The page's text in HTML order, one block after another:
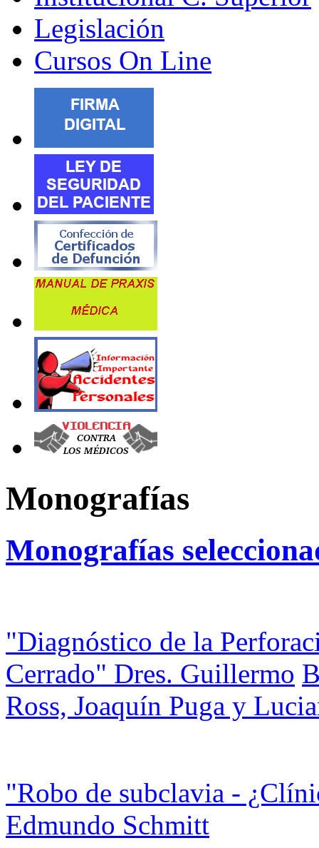
Legislación
Cursos On Line
Monografías
Monografías
"Diagnóstico de la
Cerrado" Dres. Guillermo
Ross, Joaquín Puga y
"Robo de subclavia -
Edmundo Schmitt